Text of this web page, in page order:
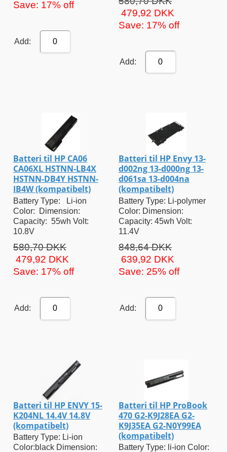
Save: 17% off
Add: 0
479,92 DKK
Save: 17% off
Add: 0
Batteri til HP CA06
CA06XL HSTNN-LB4X
HSTNN-DB4Y HSTNN-
IB4W (kompatibelt)
Battery Type: Li-ion
Color: Dimension:
Capacity: 55wh Volt:
10.8V
580,70 DKK
479,92 DKK
Save: 17% off
Add: 0
Batteri til HP Envy 13-
d002ng 13-d000ng 13-
d061sa 13-d004na
(kompatibelt)
Battery Type: Li-polymer
Color: Dimension:
Capacity: 45wh Volt:
11.4V
848,64 DKK
639,92 DKK
Save: 25% off
Add: 0
Batteri til HP ENVY 15-
K204NL 14.4V 14.8V
(kompatibelt)
Battery Type: Li-ion
Color:black Dimension:
Batteri til HP ProBook
470 G2-K9J28EA G2-
K9J35EA G2-N0Y99EA
(kompatibelt)
Battery Type: li-ion Color: